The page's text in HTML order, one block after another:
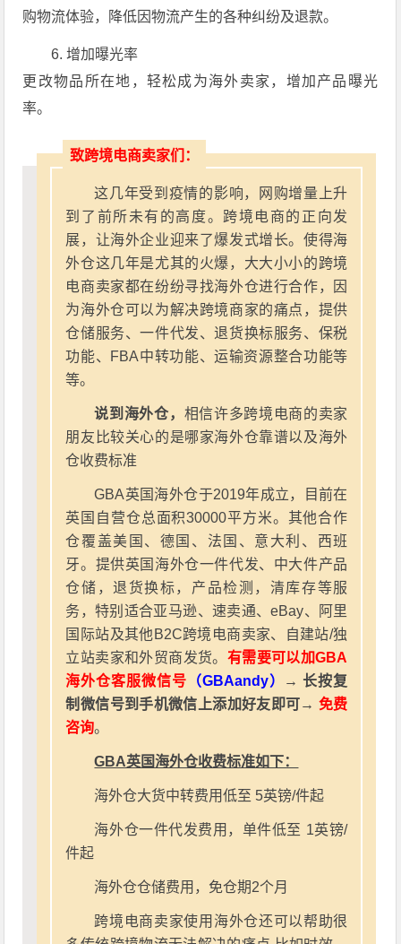
购物流体验，降低因物流产生的各种纠纷及退款。
6. 增加曝光率
更改物品所在地，轻松成为海外卖家，增加产品曝光
率。
致跨境电商卖家们：
这几年受到疫情的影响，网购增量上升
到了前所未有的高度。跨境电商的正向发
展，让海外企业迎来了爆发式增长。使得海
外仓这几年是尤其的火爆，大大小小的跨境
电商卖家都在纷纷寻找海外仓进行合作，因
为海外仓可以为解决跨境商家的痛点，提供
仓储服务、一件代发、退货换标服务、保税
功能、FBA中转功能、运输资源整合功能等
等。
说到海外仓， 相信许多跨境电商的卖家
朋友比较关心的是哪家海外仓靠谱以及海外
仓收费标准
GBA英国海外仓于2019年成立，目前在
英国自营仓总面积30000平方米。其他合作
仓覆盖美国、德国、法国、意大利、西班
牙。提供英国海外仓一件代发、中大件产品
仓储，退货换标，产品检测，清库存等服
务，特别适合亚马逊、速卖通、eBay、阿里
国际站及其他B2C跨境电商卖家、自建站/独
立站卖家和外贸商发货。 有需要可以加GBA
海外仓客服微信号 （GBAandy）
→ 长按复
制微信号到手机微信上添加好友即可→ 免费
咨询。
GBA英国海外仓收费标准如下：
海外仓大货中转费用低至 5英镑/件起
海外仓一件代发费用，单件低至 1英镑/
件起
海外仓仓储费用，免仓期2个月
跨境电商卖家使用海外仓还可以帮助很